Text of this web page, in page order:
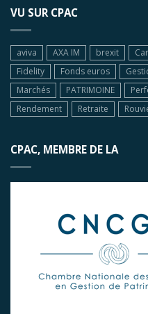
VU SUR CPAC
aviva AXA IM brexit
Fidelity
Fonds euros
Marchés
PATRIMOINE
Rendement
Retraite
CPAC, MEMBRE DE LA